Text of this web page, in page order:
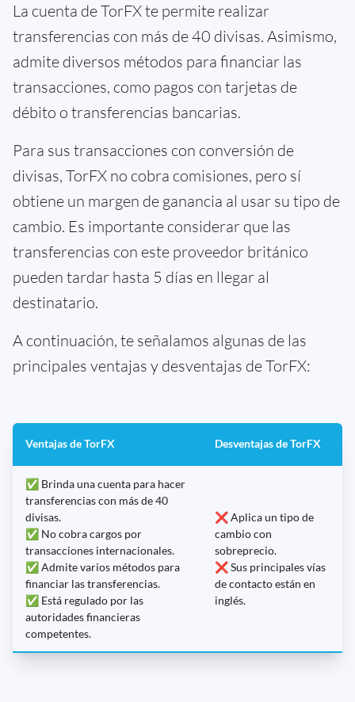
La cuenta de TorFX te permite realizar
transferencias con más de 40 divisas. Asimismo,
admite diversos métodos para financiar las
transacciones, como pagos con tarjetas de
débito o transferencias bancarias.
Para sus transacciones con conversión de
divisas, TorFX no cobra comisiones, pero sí
obtiene un margen de ganancia al usar su tipo de
cambio. Es importante considerar que las
transferencias con este proveedor británico
pueden tardar hasta 5 días en llegar al
destinatario.
A continuación, te señalamos algunas de las
principales ventajas y desventajas de TorFX:
Ventajas de TorFX Desventajas de TorFX
✅ Brinda una cuenta para hacer
transferencias con más de 40
divisas.
✅ No cobra cargos por
transacciones internacionales.
✅ Admite varios métodos para
financiar las transferencias.
✅ Está regulado por las
autoridades financieras
competentes.
❌ Aplica un tipo de
cambio con
sobreprecio.
❌ Sus principales vías
de contacto están en
inglés.